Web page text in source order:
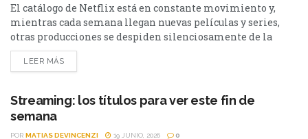
El catálogo de Netflix está en constante movimiento y,
mientras cada semana llegan nuevas películas y series,
otras producciones se despiden silenciosamente de la
plataforma. Esta vez, tres títulos muy diferentes entre sí
abandonarán el servicio en los próximos días: El bosque,
pendientes o pensabas volver a verlas,...
LEER MÁS
Streaming: los títulos para ver este fin de
semana
POR MATIAS DEVINCENZI 19 JUNIO, 2026 0